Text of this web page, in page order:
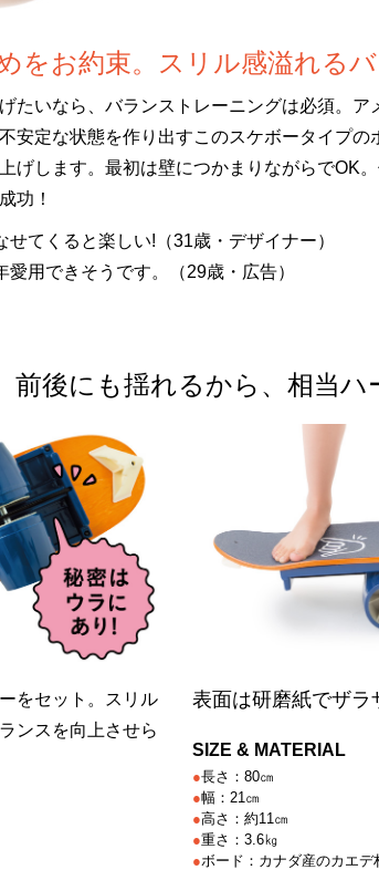
をお約束。スリル感溢れるバ
たいなら、バランストレーニングは必須。ア
安定な状態を作り出すこのスケボータイプの
げします。最初は壁につかまりながらでOK
功！
てくると楽しい!（31歳・デザイナー）
用できそうです。（29歳・広告）
前後にも揺れるから、相当ハ
をセット。スリル
ンスを向上させら
表面は研磨紙でザラ
SIZE & MATERIAL
●長さ：80㎝
●幅：21㎝
●高さ：約11㎝
●重さ：3.6㎏
●ボード：カナダ産のカエデ